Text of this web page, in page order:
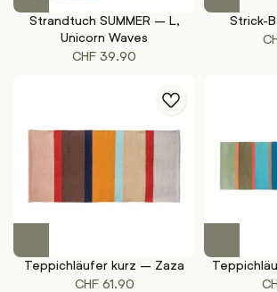
Strandtuch SUMMER – L,
Unicorn Waves
CHF 39.90
Strick-
Teppichläufer kurz – Zaza
CHF61.90